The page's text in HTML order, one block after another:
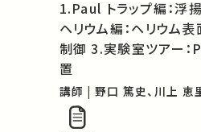
1.Paul トラップ編：浮
ヘリウム編：ヘリウム
制御 3.実験室ツアー：Paul電子トラップの実験装
置
講師 | 野口 篤史、川上 恵